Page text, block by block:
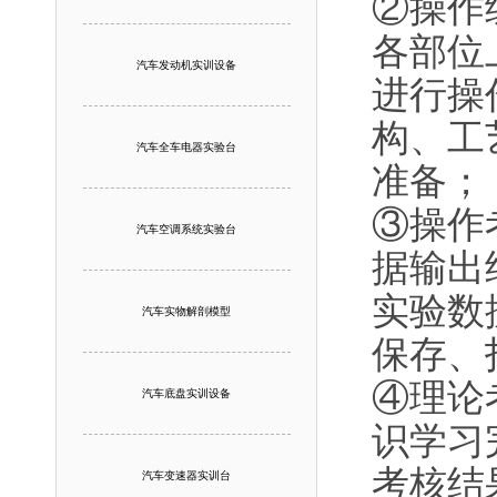
汽车发动机实训设备
汽车全车电器实验台
汽车空调系统实验台
汽车实物解剖模型
汽车底盘实训设备
汽车变速器实训台
②操作
各部位
进行操
构、工
准备；
③操作
据输出
实验数
保存、
④理论
识学习
考核结